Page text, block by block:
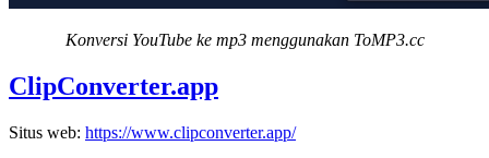
Konversi YouTube ke mp3 menggunakan ToMP3.cc
ClipConverter.app
Situs web: https://www.clipconverter.app/